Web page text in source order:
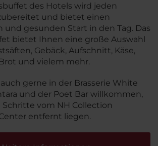
des Hotels wird jeden
und bietet einen
und gesunden Start in den Tag. Das
bietet Ihnen eine große Auswahl
Gebäck, Aufschnitt, Käse,
und vielem mehr.
gerne in der Brasserie White
und der Poet Bar willkommen,
vom NH Collection
entfernt liegen.